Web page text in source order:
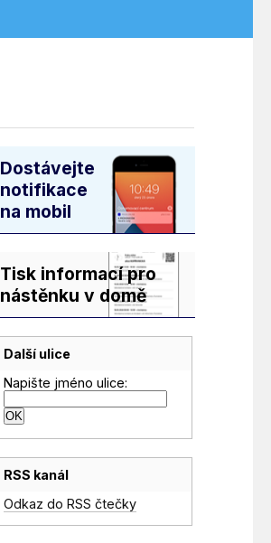
Dostávejte
notifikace
na mobil
Tisk informací pro
nástěnku v domě
Další ulice
Napište jméno ulice:
RSS kanál
Odkaz do RSS čtečky